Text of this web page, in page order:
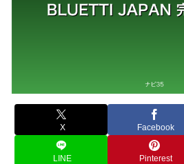
X Facebook
LINE Pinterest